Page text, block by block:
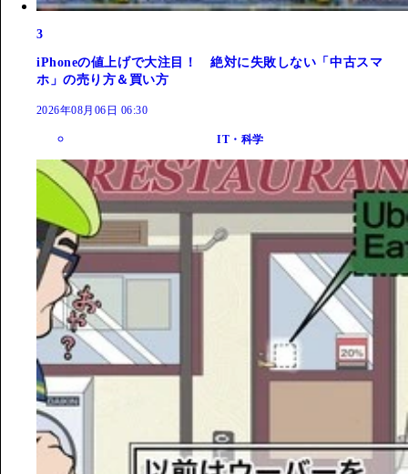
3
iPhoneの値上げで大注目！ 絶対に失敗しない「中古スマ
ホ」の売り方＆買い方
2026年08月06日 06:30
IT・科学